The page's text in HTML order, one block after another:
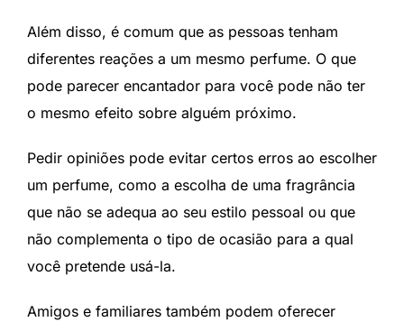
Além disso, é comum que as pessoas tenham
diferentes reações a um mesmo perfume. O que
pode parecer encantador para você pode não ter
o mesmo efeito sobre alguém próximo.
Pedir opiniões pode evitar certos erros ao escolher
um perfume, como a escolha de uma fragrância
que não se adequa ao seu estilo pessoal ou que
não complementa o tipo de ocasião para a qual
você pretende usá-la.
Amigos e familiares também podem oferecer